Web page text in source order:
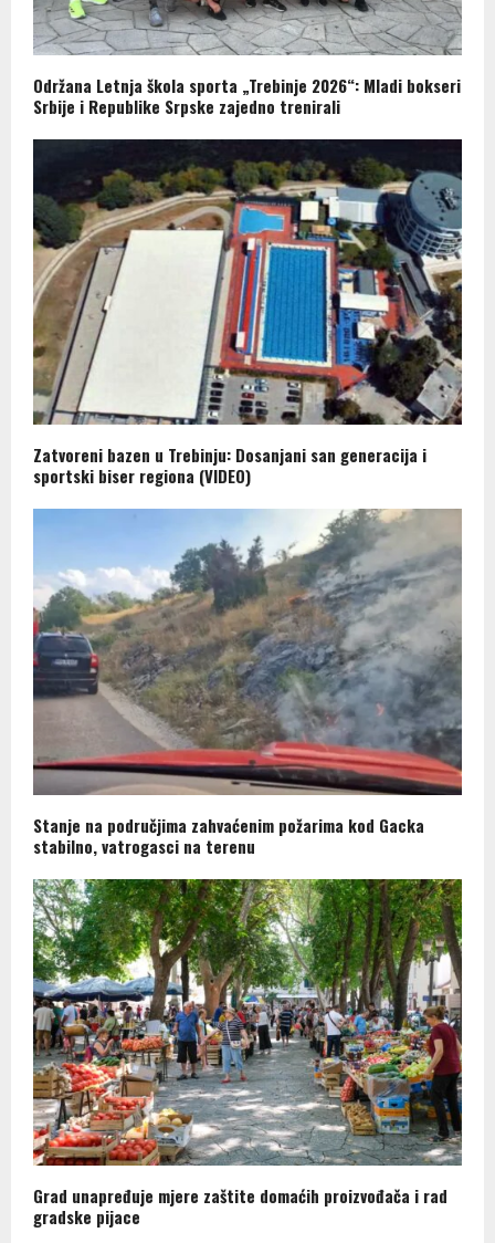
Održana Letnja škola sporta „Trebinje 2026“: Mladi bokseri
Srbije i Republike Srpske zajedno trenirali
Zatvoreni bazen u Trebinju: Dosanjani san generacija i
sportski biser regiona (VIDEO)
Stanje na područjima zahvaćenim požarima kod Gacka
stabilno, vatrogasci na terenu
Grad unapređuje mjere zaštite domaćih proizvođača i rad
gradske pijace